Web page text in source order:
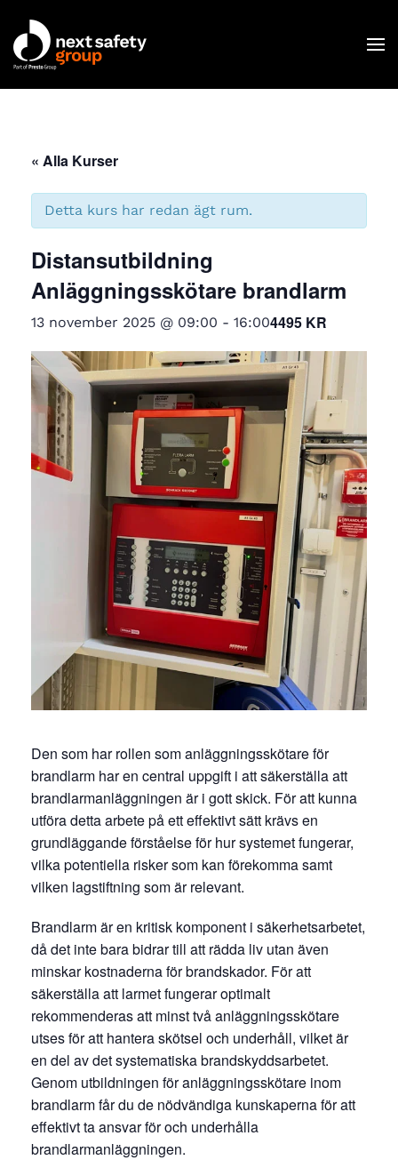
Skip to main content
« Alla Kurser
Detta kurs har redan ägt rum.
Distansutbildning
Anläggningsskötare brandlarm
13 november 2025 @ 09:00 - 16:004495 KR
Den som har rollen som anläggningsskötare för
brandlarm har en central uppgift i att säkerställa att
brandlarmanläggningen är i gott skick. För att kunna
utföra detta arbete på ett effektivt sätt krävs en
grundläggande förståelse för hur systemet fungerar,
vilka potentiella risker som kan förekomma samt
vilken lagstiftning som är relevant.
Brandlarm är en kritisk komponent i säkerhetsarbetet,
då det inte bara bidrar till att rädda liv utan även
minskar kostnaderna för brandskador. För att
säkerställa att larmet fungerar optimalt
rekommenderas att minst två anläggningsskötare
utses för att hantera skötsel och underhåll, vilket är
en del av det systematiska brandskyddsarbetet.
Genom utbildningen för anläggningsskötare inom
brandlarm får du de nödvändiga kunskaperna för att
effektivt ta ansvar för och underhålla
brandlarmanläggningen.